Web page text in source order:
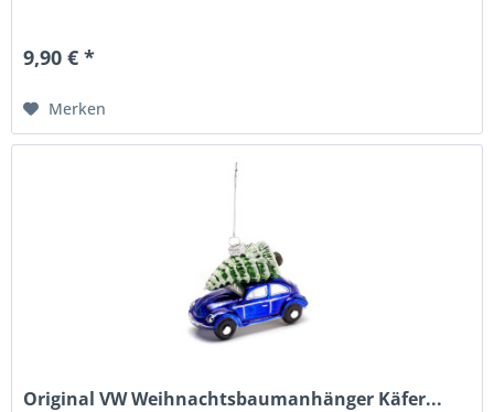
9,90 € *
Merken
Original VW Weihnachtsbaumanhänger Käfer...